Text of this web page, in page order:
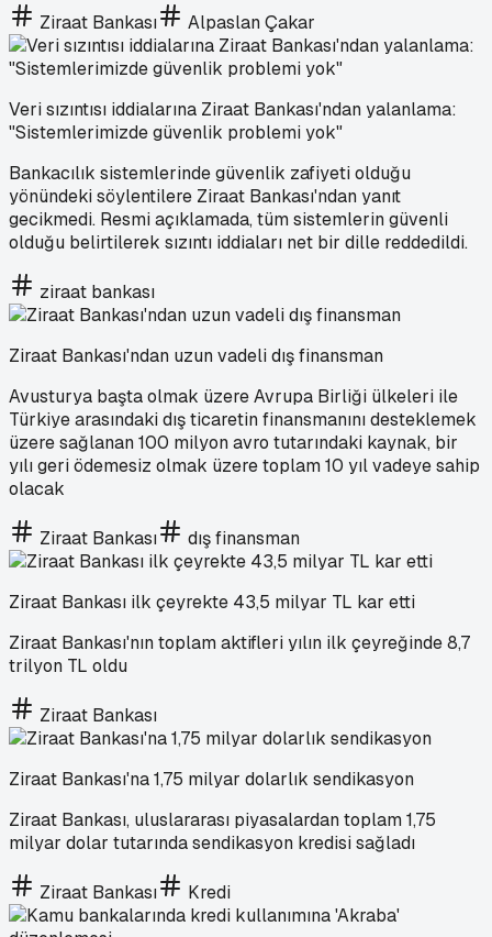
Ziraat Bankası Alpaslan Çakar
Veri sızıntısı iddialarına Ziraat Bankası'ndan yalanlama:
"Sistemlerimizde güvenlik problemi yok"
Bankacılık sistemlerinde güvenlik zafiyeti olduğu
yönündeki söylentilere Ziraat Bankası'ndan yanıt
gecikmedi. Resmi açıklamada, tüm sistemlerin güvenli
olduğu belirtilerek sızıntı iddiaları net bir dille reddedildi.
ziraat bankası
Ziraat Bankası'ndan uzun vadeli dış finansman
Avusturya başta olmak üzere Avrupa Birliği ülkeleri ile
Türkiye arasındaki dış ticaretin finansmanını desteklemek
üzere sağlanan 100 milyon avro tutarındaki kaynak, bir
yılı geri ödemesiz olmak üzere toplam 10 yıl vadeye sahip
olacak
Ziraat Bankası dış finansman
Ziraat Bankası ilk çeyrekte 43,5 milyar TL kar etti
Ziraat Bankası'nın toplam aktifleri yılın ilk çeyreğinde 8,7
trilyon TL oldu
Ziraat Bankası
Ziraat Bankası'na 1,75 milyar dolarlık sendikasyon
Ziraat Bankası, uluslararası piyasalardan toplam 1,75
milyar dolar tutarında sendikasyon kredisi sağladı
Ziraat Bankası Kredi